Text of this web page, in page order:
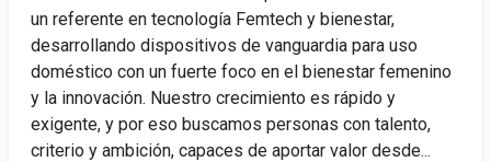
un referente en tecnología Femtech y bienestar,
desarrollando dispositivos de vanguardia para uso
doméstico con un fuerte foco en el bienestar femenino
y la innovación. Nuestro crecimiento es rápido y
exigente, y por eso buscamos personas con talento,
criterio y ambición, capaces de aportar valor desde...